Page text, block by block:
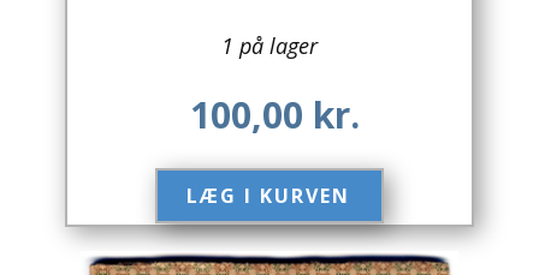
Drikkevare / Øl / Vin
1 på lager
100,00 kr.
LÆG I KURVEN​